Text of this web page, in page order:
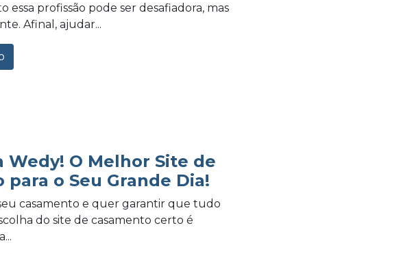
essa profissão pode ser desafiadora, mas
Afinal, ajudar...
Wedy! O Melhor Site de
para o Seu Grande Dia!
casamento e quer garantir que tudo
do site de casamento certo é